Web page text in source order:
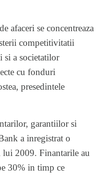
afaceri se concentreaza
competitivitatii
a societatilor
cu fonduri
presedintele
garantiilor si
a inregistrat o
lui 2009. Finantarile au
30% in timp ce